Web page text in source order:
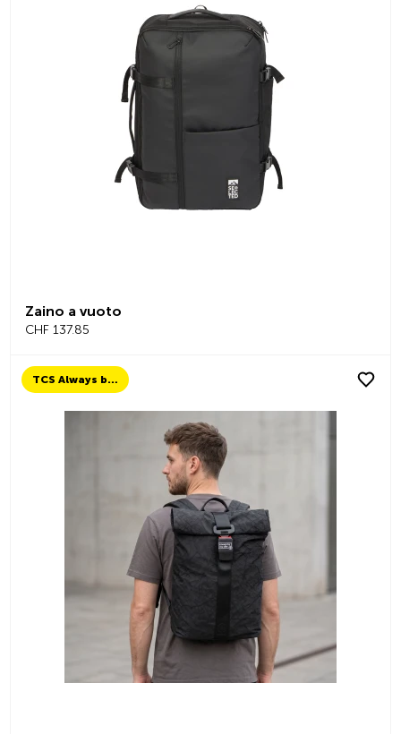
Zaino a vuoto
CHF 137.85
TCS Always by my side